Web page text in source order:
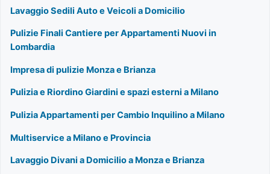
Lavaggio Sedili Auto e Veicoli a Domicilio
Pulizie Finali Cantiere per Appartamenti Nuovi in
Lombardia
Impresa di pulizie Monza e Brianza
Pulizia e Riordino Giardini e spazi esterni a Milano
Pulizia Appartamenti per Cambio Inquilino a Milano
Multiservice a Milano e Provincia
Lavaggio Divani a Domicilio a Monza e Brianza